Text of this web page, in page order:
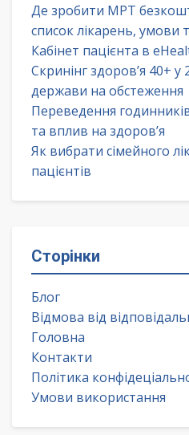
Де зробити МРТ
список лікарень, умови
Кабінет пацієнта в
Скринінг здоров’я 40+ у
держави на обстеження
Переведення
та вплив на здоров’я
Як вибрати сімейного
пацієнтів
Сторінки
Блог
Відмова від
Головна
Контакти
Політика
Умови використання